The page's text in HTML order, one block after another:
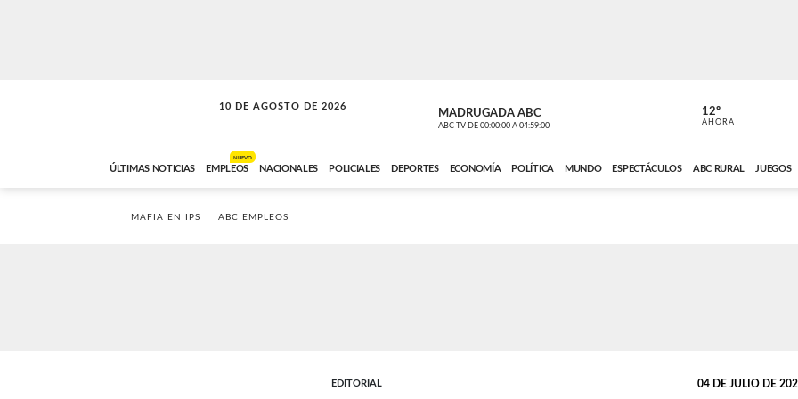
10 DE AGOSTO DE 2026
SOLO MÚSICA MADRUGADA ABC
ABC TV DE 00:00:00 A 04:59:00 ABC CARDINAL
12º
AHORA
ÚLTIMAS NOTICIAS EMPLEOS
NUEVO
NACIONALES POLICIALES DEPORTES ECONOMÍA POLÍTICA MUNDO ESPECTÁCULOS ABC RURAL JUEGOS
MAFIA EN IPS ABC EMPLEOS
EDITORIAL 04 DE JULIO DE